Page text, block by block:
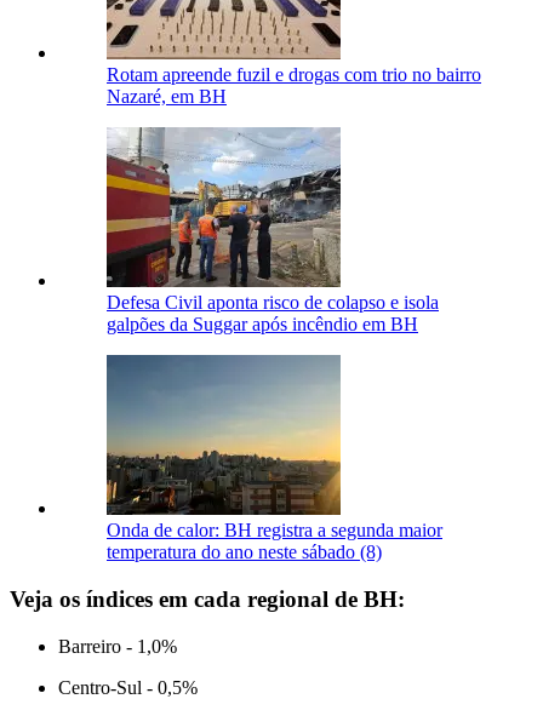
Rotam apreende fuzil e drogas com trio no bairro
Nazaré, em BH
Defesa Civil aponta risco de colapso e isola
galpões da Suggar após incêndio em BH
Onda de calor: BH registra a segunda maior
temperatura do ano neste sábado (8)
Veja os índices em cada regional de BH:
Barreiro - 1,0%
Centro-Sul - 0,5%